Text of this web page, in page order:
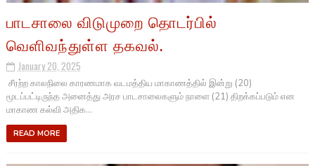
பாடசாலை விடுமுறை தொடர்பில்
வெளிவந்துள்ள தகவல்.
January 20, 2025
சீரற்ற காலநிலை காரணமாக வடமத்திய மாகாணத்தில் இன்று (20)
மூடப்பட்டிருந்த அனைத்து அரச பாடசாலைகளும் நாளை (21) திறக்கப்படும் என
மாகாண கல்வி அதிக...
READ MORE